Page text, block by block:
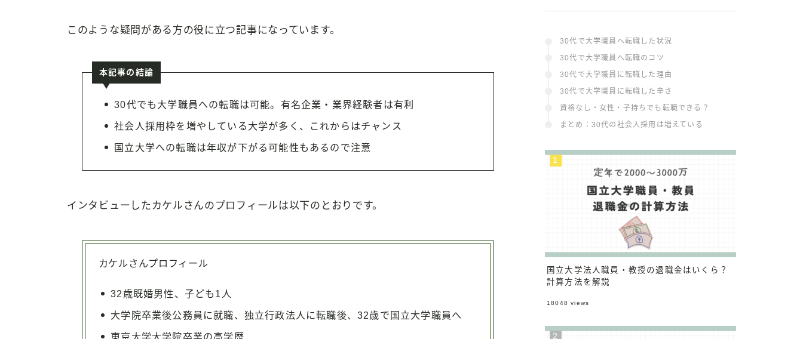
このような疑問がある方の役に立つ記事になっています。
本記事の結論
30代でも大学職員への転職は可能。有名企業・業界経験者は有利
社会人採用枠を増やしている大学が多く、これからはチャンス
国立大学への転職は年収が下がる可能性もあるので注意
インタビューしたカケルさんのプロフィールは以下のとおりです。
カケルさんプロフィール
32歳既婚男性、子ども1人
大学院卒業後公務員に就職、独立行政法人に転職後、32歳で国立大学職員へ
東京大学大学院卒業の高学歴
30代で大学職員へ転職した状況
30代で大学職員へ転職のコツ
30代で大学職員に転職した理由
30代で大学職員に転職した辛さ
資格なし・女性・子持ちでも転職できる？
まとめ：30代の社会人採用は増えている
国立大学法人職員・教授の退職金はいくら？
計算方法を解説
18048 views